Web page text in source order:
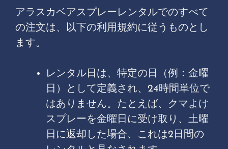
アラスカベアスプレーレンタルでのすべて
の注文は、以下の利用規約に従うものとし
ます。
レンタル日は、特定の日（例：金曜
日）として定義され、24時間単位で
はありません。たとえば、クマよけ
スプレーを金曜日に受け取り、土曜
日に返却した場合、これは2日間の